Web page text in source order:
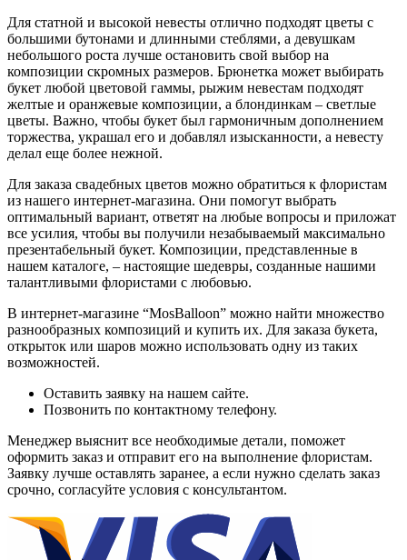
Для статной и высокой невесты отлично подходят цветы с
большими бутонами и длинными стеблями, а девушкам
небольшого роста лучше остановить свой выбор на
композиции скромных размеров. Брюнетка может выбирать
букет любой цветовой гаммы, рыжим невестам подходят
желтые и оранжевые композиции, а блондинкам – светлые
цветы. Важно, чтобы букет был гармоничным дополнением
торжества, украшал его и добавлял изысканности, а невесту
делал еще более нежной.
Для заказа свадебных цветов можно обратиться к флористам
из нашего интернет-магазина. Они помогут выбрать
оптимальный вариант, ответят на любые вопросы и приложат
все усилия, чтобы вы получили незабываемый максимально
презентабельный букет. Композиции, представленные в
нашем каталоге, – настоящие шедевры, созданные нашими
талантливыми флористами с любовью.
В интернет-магазине “MosBalloon” можно найти множество
разнообразных композиций и купить их. Для заказа букета,
открыток или шаров можно использовать одну из таких
возможностей.
Оставить заявку на нашем сайте.
Позвонить по контактному телефону.
Менеджер выяснит все необходимые детали, поможет
оформить заказ и отправит его на выполнение флористам.
Заявку лучше оставлять заранее, а если нужно сделать заказ
срочно, согласуйте условия с консультантом.